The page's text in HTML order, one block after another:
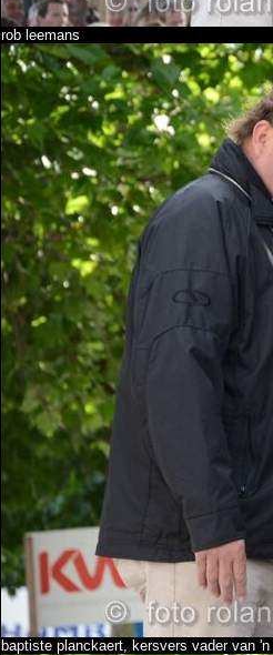
rob leemans
baptiste planckaert, kersvers vader van